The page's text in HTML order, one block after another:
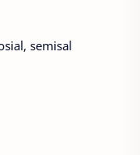
semisal